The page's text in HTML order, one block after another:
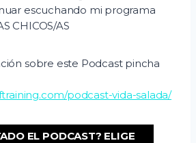
escuchando mi programa
CHICOS/AS
sobre este Podcast pincha
podcast-vida-salada/
EL PODCAST? ELIGE